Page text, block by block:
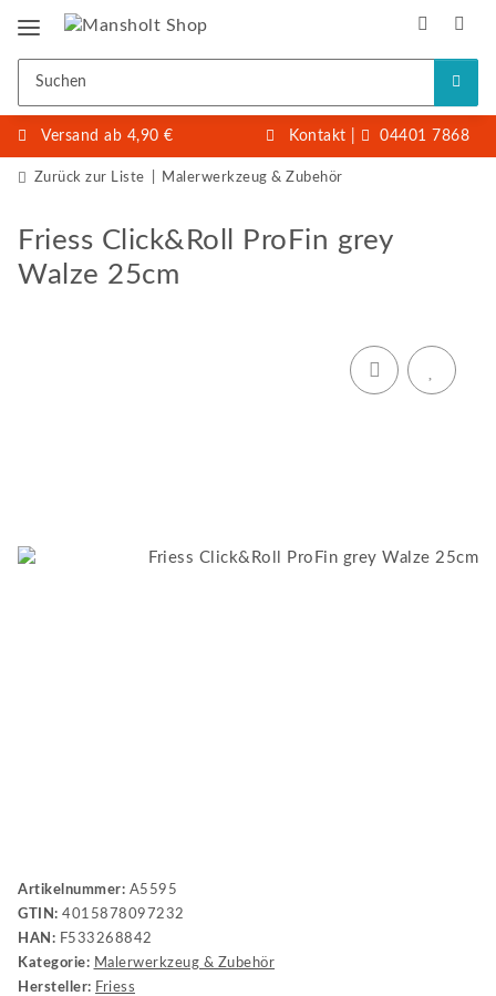
Versand ab 4,90 € Kontakt 04401 7868
Zurück zur Liste Malerwerkzeug & Zubehör
Friess Click&Roll ProFin grey
Walze 25cm
Artikelnummer: A5595
GTIN: 4015878097232
HAN: F533268842
Kategorie: Malerwerkzeug & Zubehör
Hersteller: Friess